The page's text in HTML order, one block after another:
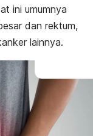
ini umumnya
dan rektum,
lainnya.